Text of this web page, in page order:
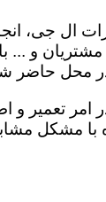
ال
و ...
حاضر
تعمیر
با